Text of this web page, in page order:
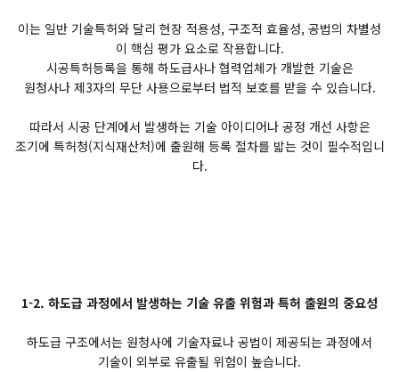
이는 일반 기술특허와 달리 현장 적용성, 구조적 효율성, 공법의 차별성
이 핵심 평가 요소로 작용합니다.
시공특허등록을 통해 하도급사나 협력업체가 개발한 기술은
원청사나 제3자의 무단 사용으로부터 법적 보호를 받을 수 있습니다.
따라서 시공 단계에서 발생하는 기술 아이디어나 공정 개선 사항은
조기에 특허청(지식재산처)에 출원해 등록 절차를 밟는 것이 필수적입니
다.
1-2. 하도급 과정에서 발생하는 기술 유출 위험과 특허 출원의 중요성
하도급 구조에서는 원청사에 기술자료나 공법이 제공되는 과정에서
기술이 외부로 유출될 위험이 높습니다.